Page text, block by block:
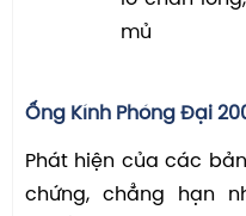
mủ
Ống Kính Phóng Đại
Phát hiện của các
chứng, chẳng hạn